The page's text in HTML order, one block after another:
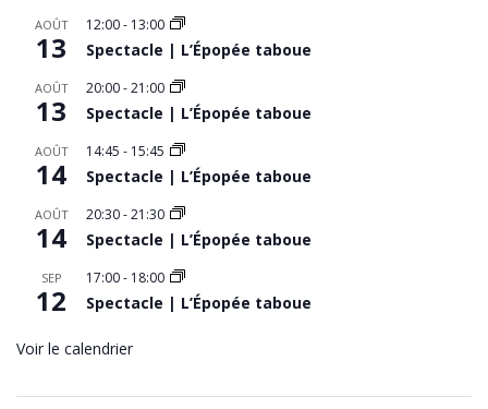
AOÛT
13
12:00- 13:00
Spectacle | L’Épopée taboue
AOÛT
13
20:00-21:00
Spectacle | L’Épopée taboue
AOÛT
14
14:45 - 15:45
Spectacle | L’Épopée taboue
AOÛT
14
20:30-21:30
Spectacle | L’Épopée taboue
SEP
12
17:00- 18:00
Spectacle | L’Épopée taboue
Voir le calendrier